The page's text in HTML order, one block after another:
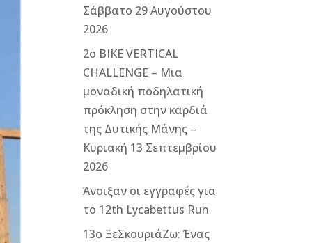
Σάββατο 29 Αυγούστου
2026
2ο ΒΙΚΕ VERTICAL
CHALLENGE – Μια
μοναδική ποδηλατική
πρόκληση στην καρδιά
της Δυτικής Μάνης –
Κυριακή 13 Σεπτεμβρίου
2026
Άνοιξαν οι εγγραφές για
το 12th Lycabettus Run
13ο ΞεΣκουριάΖω: Ένας